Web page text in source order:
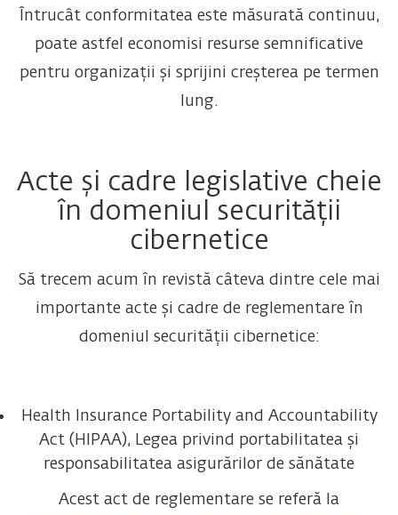
Întrucât conformitatea este măsurată continuu,
poate astfel economisi resurse semnificative
pentru organizații și sprijini creșterea pe termen
lung.
Acte și cadre legislative cheie
în domeniul securității
cibernetice
Să trecem acum în revistă câteva dintre cele mai
importante acte și cadre de reglementare în
domeniul securității cibernetice:
Health Insurance Portability and Accountability
Act (HIPAA), Legea privind portabilitatea și
responsabilitatea asigurărilor de sănătate
Acest act de reglementare se referă la